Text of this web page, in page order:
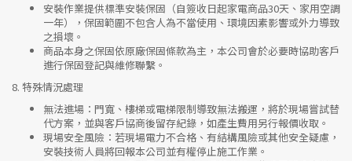
安裝作業提供標準安裝保固（自簽收日起家電商品30天、家用空調
一年），保固範圍不包含人為不當使用、環境因素影響或外力導致
之損壞。
商品本身之保固依原廠保固條款為主，本公司會於必要時協助客戶
進行保固登記與維修聯繫。
8. 特殊情況處理
無法進場 ：門寬、樓梯或電梯限制導致無法搬運，將於現場嘗試替
代方案，並與客戶協商後留存紀錄，如產生費用另行報價收取。
現場安全風險 ： 若現場電力不合格、有結構風險或其他安全疑慮，
安裝技術人員將回報本公司並有權停止施工作業。